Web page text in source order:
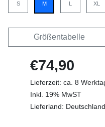
S M L XL
Größentabelle
€74,90
Lieferzeit: ca. 8
Inkl. 19% MwST
Lieferland: